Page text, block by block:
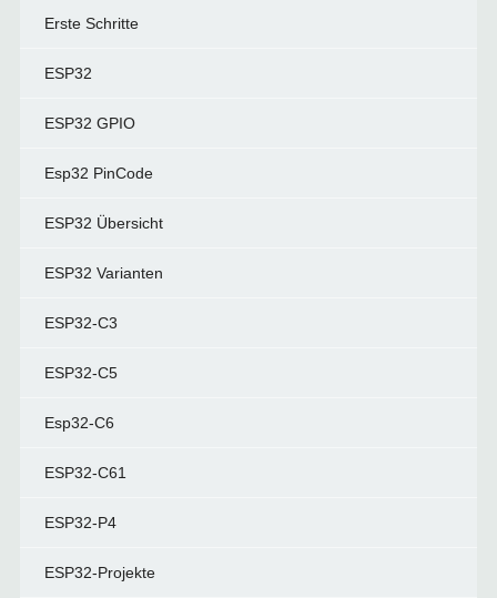
Erste Schritte
ESP32
ESP32 GPIO
Esp32 PinCode
ESP32 Übersicht
ESP32 Varianten
ESP32-C3
ESP32-C5
Esp32-C6
ESP32-C61
ESP32-P4
ESP32-Projekte